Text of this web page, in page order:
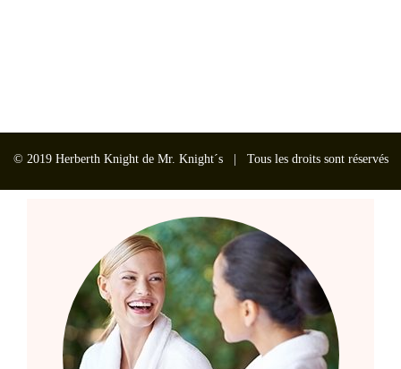
© 2019 Herberth Knight de Mr. Knight´s | Tous les droits sont réservés